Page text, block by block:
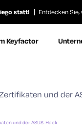
statt! Entdecken Sie,
Keyfactor
und der ASUS-Hack